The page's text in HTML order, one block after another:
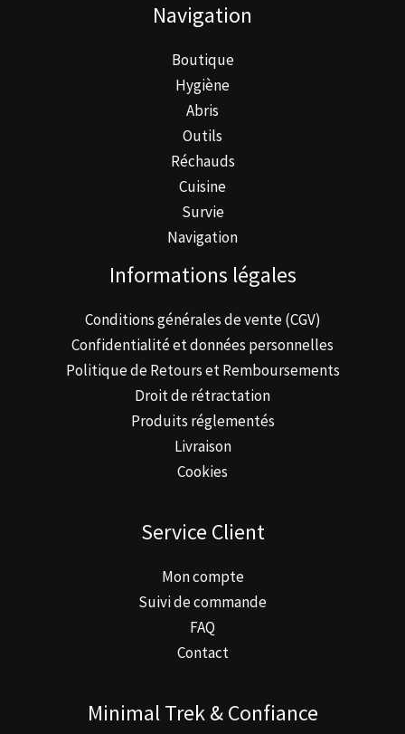
Navigation
Boutique
Hygiène
Abris
Outils
Réchauds
Cuisine
Survie
Navigation
Informations légales
Conditions générales de vente (CGV)
Confidentialité et données personnelles
Politique de Retours et Remboursements
Droit de rétractation
Produits réglementés
Livraison
Cookies
Service Client
Mon compte
Suivi de commande
FAQ
Contact
Minimal Trek & Confiance